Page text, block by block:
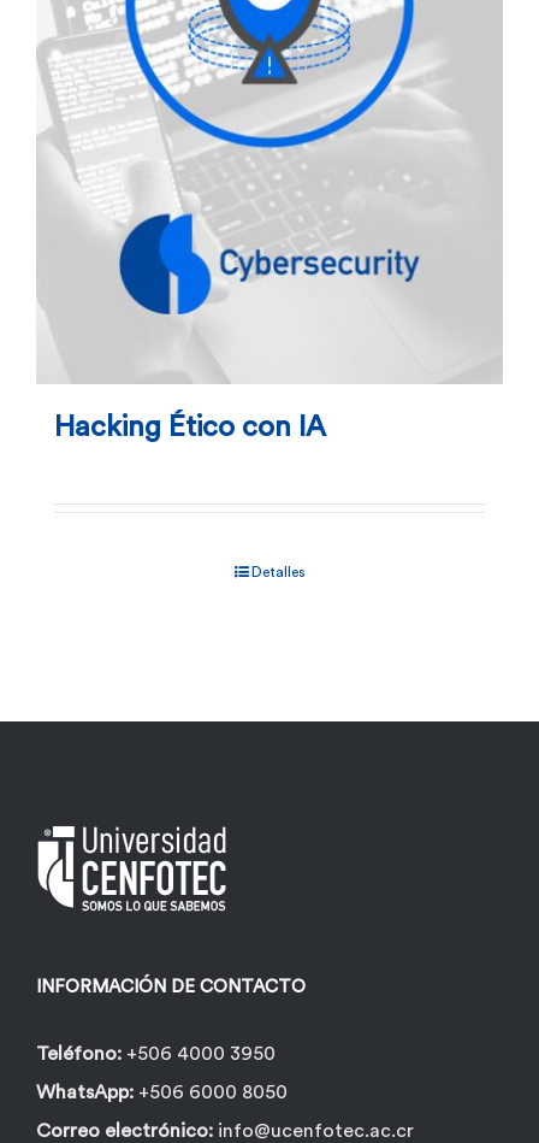
Hacking Ético con IA
Detalles
INFORMACIÓN DE CONTACTO
Teléfono: +506 4000 3950
WhatsApp: +506 6000 8050
Correo electrónico: info@ucenfotec.ac.cr